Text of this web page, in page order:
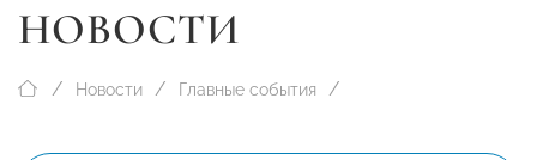
НОВОСТИ
Новости Главные события